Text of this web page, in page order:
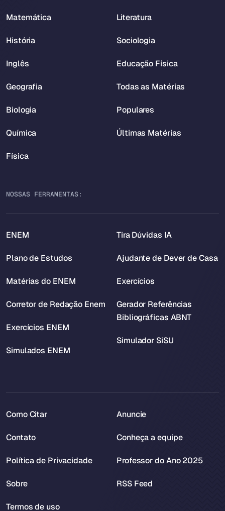
Matemática
História
Inglês
Geografia
Biologia
Química
Física
Literatura
Sociologia
Educação Física
Todas as Matérias
Populares
Últimas Matérias
NOSSAS FERRAMENTAS:
ENEM
Plano de Estudos
Matérias do ENEM
Corretor de Redação Enem
Exercícios ENEM
Simulados ENEM
Tira Dúvidas IA
Ajudante de Dever de Casa
Exercícios
Gerador Referências
Bibliográficas ABNT
Simulador SiSU
Como Citar
Contato
Política de Privacidade
Sobre
Termos de uso
Anuncie
Conheça a equipe
Professor do Ano 2025
RSS Feed